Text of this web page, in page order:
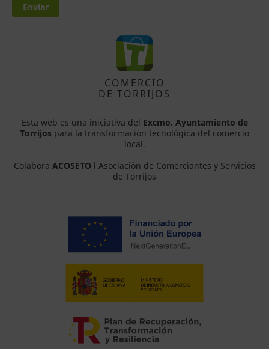
Enviar
COMERCIO
DE TORRIJOS
Esta web es una iniciativa del Excmo. Ayuntamiento de
Torrijos para la transformación tecnológica del comercio
local.
Colabora ACOSETO l Asociación de Comerciantes y Servicios
de Torrijos